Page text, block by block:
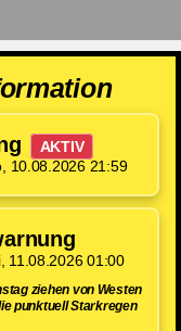
AKTIV
10.08.2026 21:59
11.08.2026 01:00
ziehen von Westen
punktuell Starkregen